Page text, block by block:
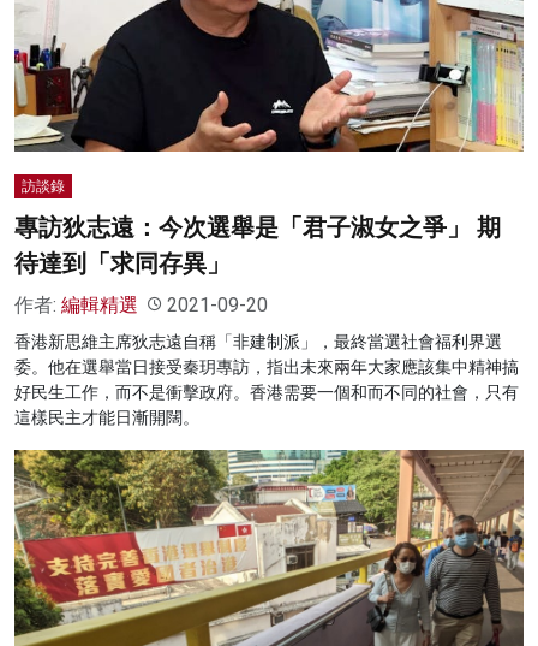
訪談錄
專訪狄志遠：今次選舉是「君子淑女之爭」 期
待達到「求同存異」
作者: 編輯精選 2021-09-20
香港新思維主席狄志遠自稱「非建制派」，最終當選社會福利界選
委。他在選舉當日接受秦玥專訪，指出未來兩年大家應該集中精神搞
好民生工作，而不是衝擊政府。香港需要一個和而不同的社會，只有
這樣民主才能日漸開闊。